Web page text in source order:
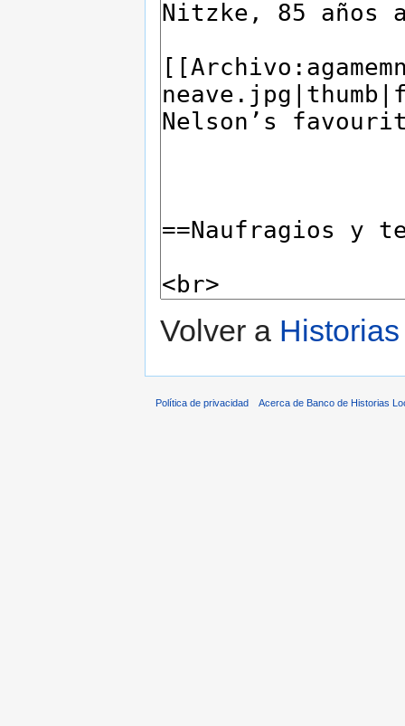
Volver a
Política de privacidad Acerca de Banco de Historias